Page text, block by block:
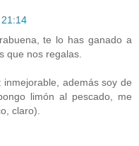
te lo has ganado a
que nos regalas.
además soy de
limón al pescado, me
claro).